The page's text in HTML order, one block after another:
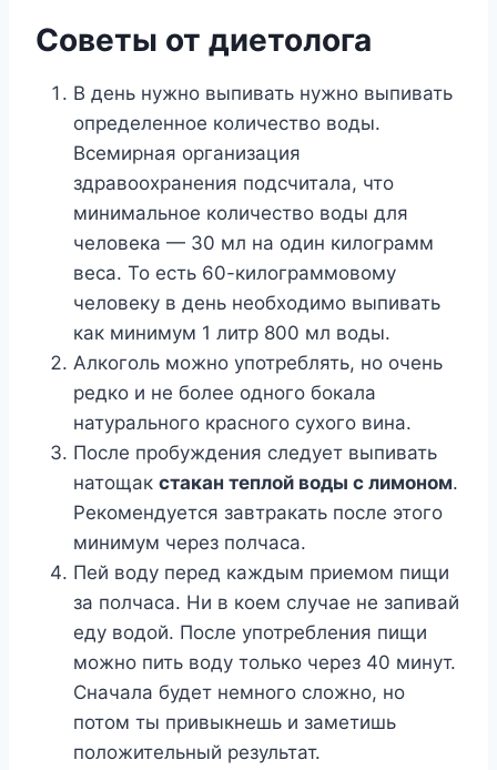
Советы от диетолога
В день нужно выпивать нужно выпивать
определенное количество воды.
Всемирная организация
здравоохранения подсчитала, что
минимальное количество воды для
человека — 30 мл на один килограмм
веса. То есть 60-килограммовому
человеку в день необходимо выпивать
как минимум 1 литр 800 мл воды.
Алкоголь можно употреблять, но очень
редко и не более одного бокала
натурального красного сухого вина.
После пробуждения следует выпивать
натощак стакан теплой воды с лимоном.
Рекомендуется завтракать после этого
минимум через полчаса.
Пей воду перед каждым приемом пищи
за полчаса. Ни в коем случае не запивай
еду водой. После употребления пищи
можно пить воду только через 40 минут.
Сначала будет немного сложно, но
потом ты привыкнешь и заметишь
положительный результат.